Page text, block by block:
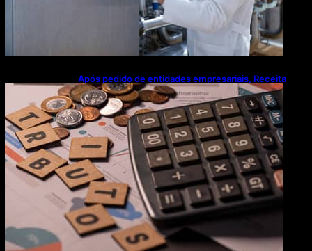
Após pedido de entidades empresariais, Receita
flexibiliza regras da Reforma Tributária